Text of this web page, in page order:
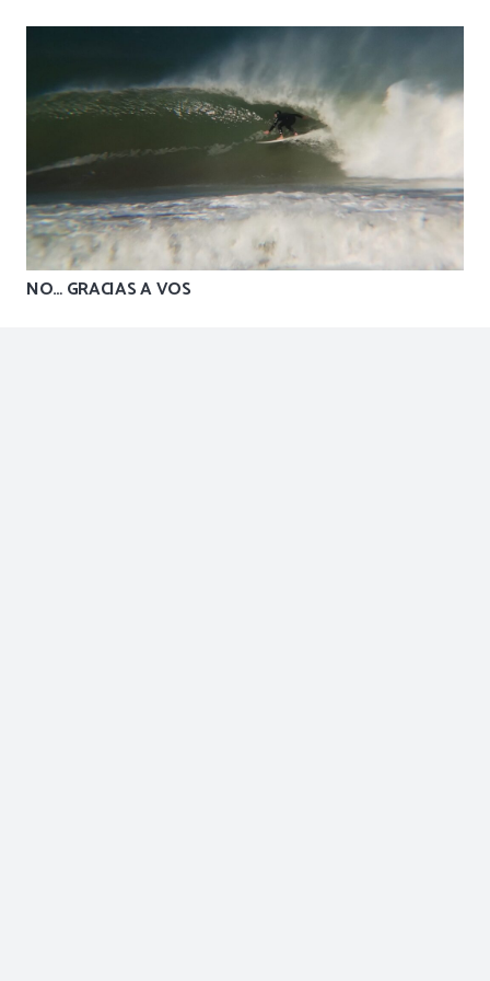
NO… GRACIAS A VOS